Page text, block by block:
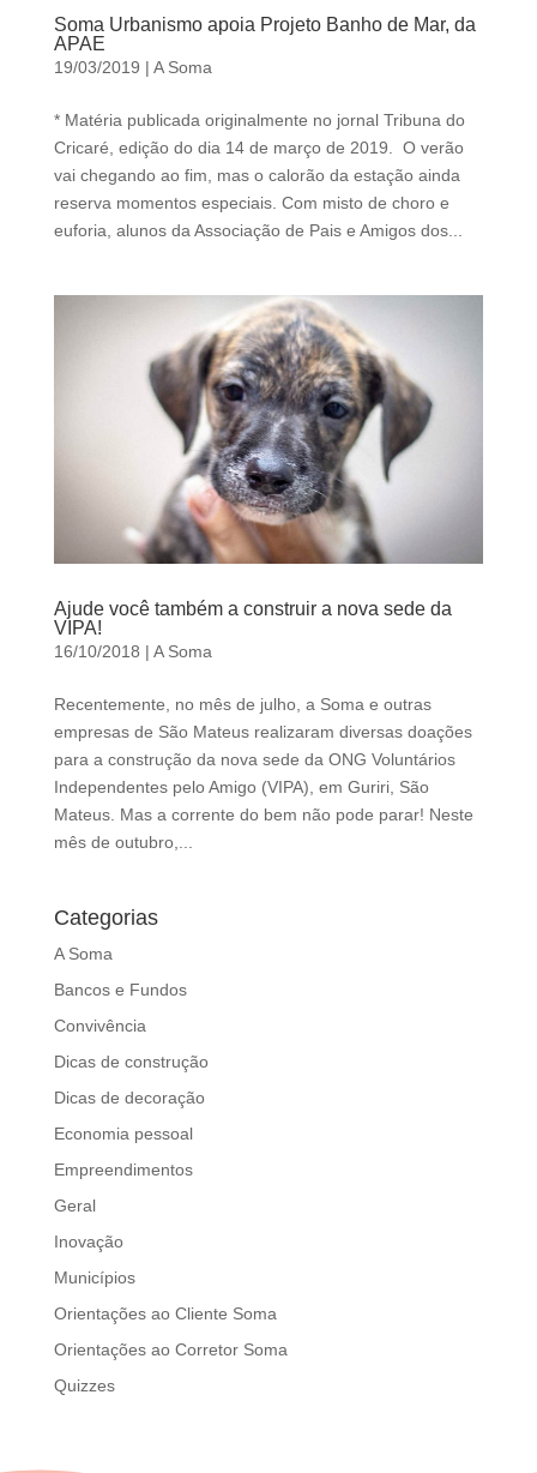
b
e
e
f
t
b
l
Soma Urbanismo apoia Projeto Banho de Mar, da
APAE
19/03/2019 | A Soma
* Matéria publicada originalmente no jornal Tribuna do
Cricaré, edição do dia 14 de março de 2019. O verão
vai chegando ao fim, mas o calorão da estação ainda
reserva momentos especiais. Com misto de choro e
euforia, alunos da Associação de Pais e Amigos dos...
Ajude você também a construir a nova sede da
VIPA!
16/10/2018 | A Soma
Recentemente, no mês de julho, a Soma e outras
empresas de São Mateus realizaram diversas doações
para a construção da nova sede da ONG Voluntários
Independentes pelo Amigo (VIPA), em Guriri, São
Mateus. Mas a corrente do bem não pode parar! Neste
mês de outubro,...
Categorias
A Soma
Bancos e Fundos
Convivência
Dicas de construção
Dicas de decoração
Economia pessoal
Empreendimentos
Geral
Inovação
Municípios
Orientações ao Cliente Soma
Orientações ao Corretor Soma
Quizzes